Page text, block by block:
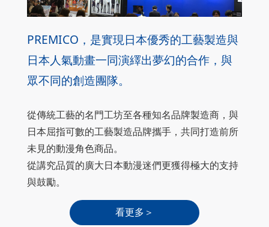
PREMICO，是實現日本優秀的工藝製造與
日本人氣動畫一同演繹出夢幻的合作，與
眾不同的創造團隊。
從傳統工藝的名門工坊至各種知名品牌製造商，與
日本屈指可數的工藝製造品牌攜手，共同打造前所
未見的動漫角色商品。
從講究品質的廣大日本動漫迷們更獲得極大的支持
與鼓勵。
看更多＞